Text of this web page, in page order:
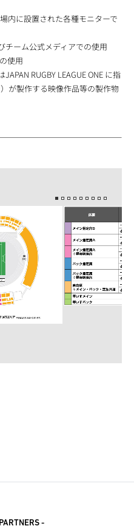
内に設置された各種モニターで
チーム公式メディアでの使用
使用
RUGBY LEAGUE ONE に指
が製作する映像作品等の製作物
-